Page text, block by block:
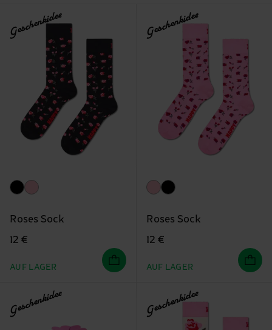
Geschenkidee
Roses Sock
12 €
AUF LAGER
Geschenkidee
Roses Sock
12 €
AUF LAGER
Geschenkidee Geschenkidee